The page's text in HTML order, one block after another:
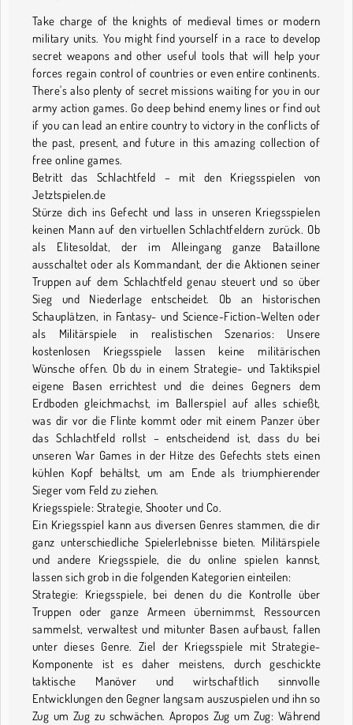
Take charge of the knights of medieval times or modern
military units. You might find yourself in a race to develop
secret weapons and other useful tools that will help your
forces regain control of countries or even entire continents.
There's also plenty of secret missions waiting for you in our
army action games. Go deep behind enemy lines or find out
if you can lead an entire country to victory in the conflicts of
the past, present, and future in this amazing collection of
free online games.
Betritt das Schlachtfeld – mit den Kriegsspielen von
Jetztspielen.de
Stürze dich ins Gefecht und lass in unseren Kriegsspielen
keinen Mann auf den virtuellen Schlachtfeldern zurück. Ob
als Elitesoldat, der im Alleingang ganze Bataillone
ausschaltet oder als Kommandant, der die Aktionen seiner
Truppen auf dem Schlachtfeld genau steuert und so über
Sieg und Niederlage entscheidet. Ob an historischen
Schauplätzen, in Fantasy- und Science-Fiction-Welten oder
als Militärspiele in realistischen Szenarios: Unsere
kostenlosen Kriegsspiele lassen keine militärischen
Wünsche offen. Ob du in einem Strategie- und Taktikspiel
eigene Basen errichtest und die deines Gegners dem
Erdboden gleichmachst, im Ballerspiel auf alles schießt,
was dir vor die Flinte kommt oder mit einem Panzer über
das Schlachtfeld rollst – entscheidend ist, dass du bei
unseren War Games in der Hitze des Gefechts stets einen
kühlen Kopf behältst, um am Ende als triumphierender
Sieger vom Feld zu ziehen.
Kriegsspiele: Strategie, Shooter und Co.
Ein Kriegsspiel kann aus diversen Genres stammen, die dir
ganz unterschiedliche Spielerlebnisse bieten. Militärspiele
und andere Kriegsspiele, die du online spielen kannst,
lassen sich grob in die folgenden Kategorien einteilen:
Strategie: Kriegsspiele, bei denen du die Kontrolle über
Truppen oder ganze Armeen übernimmst, Ressourcen
sammelst, verwaltest und mitunter Basen aufbaust, fallen
unter dieses Genre. Ziel der Kriegsspiele mit Strategie-
Komponente ist es daher meistens, durch geschickte
taktische Manöver und wirtschaftlich sinnvolle
Entwicklungen den Gegner langsam auszuspielen und ihn so
Zug um Zug zu schwächen. Apropos Zug um Zug: Während